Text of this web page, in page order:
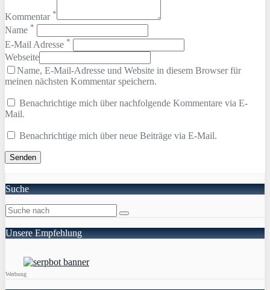
Kommentar *
Name *
E-Mail Adresse *
Webseite
Name, E-Mail-Adresse und Website in diesem Browser für
meinen nächsten Kommentar speichern.
Benachrichtige mich über nachfolgende Kommentare via E-
Mail.
Benachrichtige mich über neue Beiträge via E-Mail.
Suche
Unsere Empfehlung
Werbung